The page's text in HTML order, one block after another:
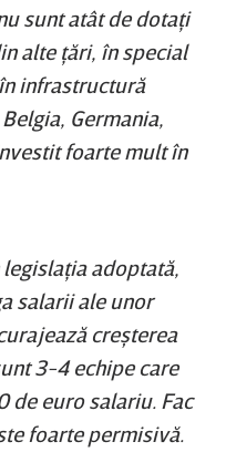
sunt atât de dotaţi
alte ţări, în special
infrastructură
Germania,
foarte mult în
adoptată,
salarii ale unor
creşterea
3-4 echipe care
euro salariu. Fac
foarte permisivă.